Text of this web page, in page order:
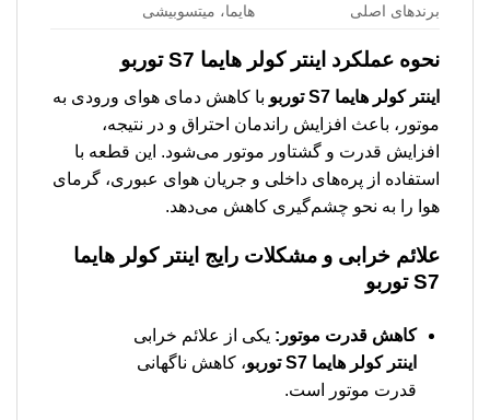
برندهای اصلی هایما، میتسوبیشی
نحوه عملکرد اینتر کولر هایما S7 توربو
اینتر کولر هایما S7 توربو
با کاهش دمای هوای ورودی به
موتور، باعث افزایش راندمان احتراق و در نتیجه،
افزایش قدرت و گشتاور موتور می‌شود. این قطعه با
استفاده از پره‌های داخلی و جریان هوای عبوری، گرمای
هوا را به نحو چشم‌گیری کاهش می‌دهد.
علائم خرابی و مشکلات رایج اینتر کولر هایما
S7 توربو
کاهش قدرت موتور: یکی از علائم خرابی
اینتر کولر هایما S7 توربو
، کاهش ناگهانی
قدرت موتور است.